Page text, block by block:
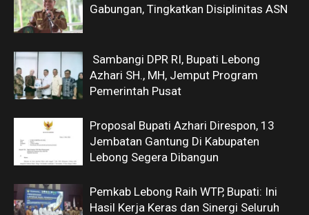
Gabungan, Tingkatkan Disiplinitas ASN
Sambangi DPR RI, Bupati Lebong
Azhari SH., MH, Jemput Program
Pemerintah Pusat
Proposal Bupati Azhari Direspon, 13
Jembatan Gantung Di Kabupaten
Lebong Segera Dibangun
Pemkab Lebong Raih WTP, Bupati: Ini
Hasil Kerja Keras dan Sinergi Seluruh